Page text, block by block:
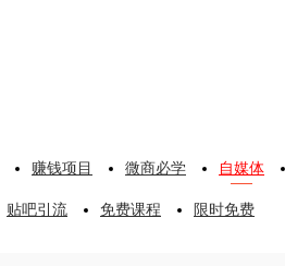
赚钱项目 微商必学 自媒体
贴吧引流 免费课程 限时免费